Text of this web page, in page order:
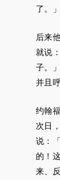
了。」
后来
就说
子。」
并且
约翰
次日
说：
的！
来、